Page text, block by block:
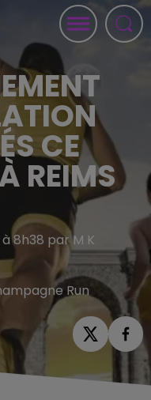
CE
REIMS
8h38 par M K
Run